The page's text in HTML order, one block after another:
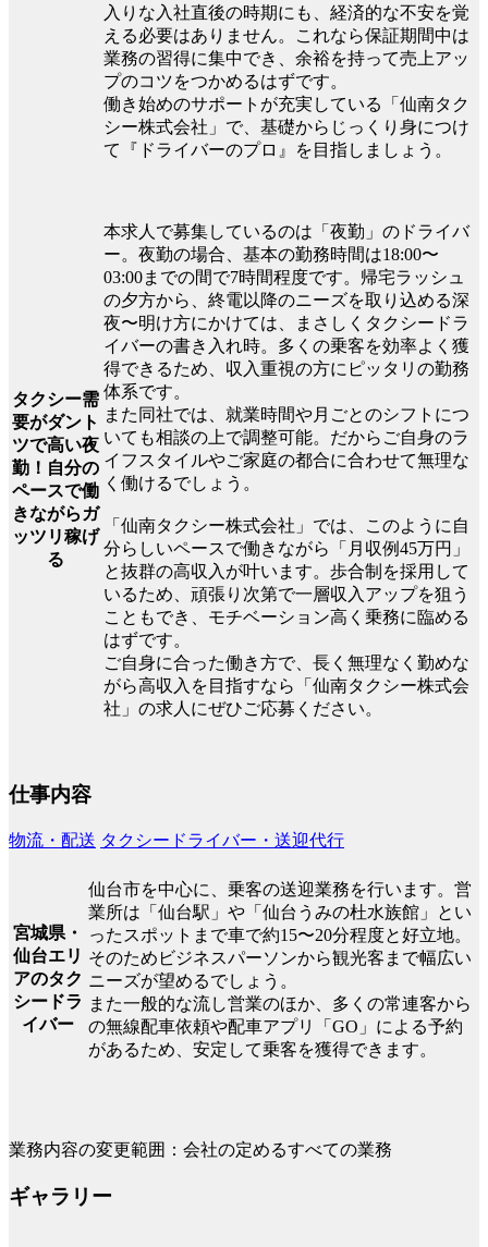
入りな入社直後の時期にも、経済的な不安を覚
える必要はありません。これなら保証期間中は
業務の習得に集中でき、余裕を持って売上アッ
プのコツをつかめるはずです。
働き始めのサポートが充実している「仙南タク
シー株式会社」で、基礎からじっくり身につけ
て『ドライバーのプロ』を目指しましょう。
タクシー需
要がダント
ツで高い夜
勤！自分の
ペースで働
きながらガ
ッツリ稼げ
る
本求人で募集しているのは「夜勤」のドライバ
ー。夜勤の場合、基本の勤務時間は18:00〜
03:00までの間で7時間程度です。帰宅ラッシュ
の夕方から、終電以降のニーズを取り込める深
夜〜明け方にかけては、まさしくタクシードラ
イバーの書き入れ時。多くの乗客を効率よく獲
得できるため、収入重視の方にピッタリの勤務
体系です。
また同社では、就業時間や月ごとのシフトにつ
いても相談の上で調整可能。だからご自身のラ
イフスタイルやご家庭の都合に合わせて無理な
く働けるでしょう。
「仙南タクシー株式会社」では、このように自
分らしいペースで働きながら「月収例45万円」
と抜群の高収入が叶います。歩合制を採用して
いるため、頑張り次第で一層収入アップを狙う
こともでき、モチベーション高く乗務に臨める
はずです。
ご自身に合った働き方で、長く無理なく勤めな
がら高収入を目指すなら「仙南タクシー株式会
社」の求人にぜひご応募ください。
仕事内容
物流・配送 タクシードライバー・送迎代行
宮城県・
仙台エリ
アのタク
シードラ
イバー
仙台市を中心に、乗客の送迎業務を行います。営
業所は「仙台駅」や「仙台うみの杜水族館」とい
ったスポットまで車で約15〜20分程度と好立地。
そのためビジネスパーソンから観光客まで幅広い
ニーズが望めるでしょう。
また一般的な流し営業のほか、多くの常連客から
の無線配車依頼や配車アプリ「GO」による予約
があるため、安定して乗客を獲得できます。
業務内容の変更範囲：会社の定めるすべての業務
ギャラリー